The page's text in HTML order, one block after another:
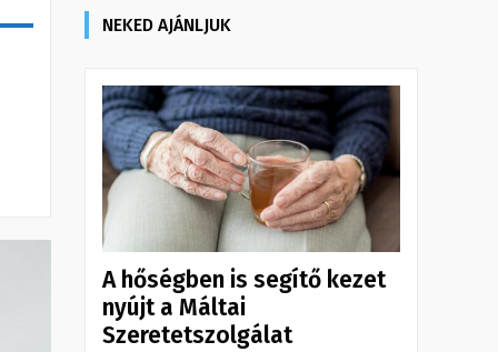
NEKED AJÁNLJUK
A hőségben is segítő kezet
nyújt a Máltai
Szeretetszolgálat